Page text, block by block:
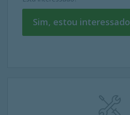
Sim, estou interessado